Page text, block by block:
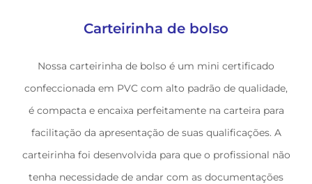
Carteirinha de bolso
Nossa carteirinha de bolso é um mini certificado
confeccionada em PVC com alto padrão de qualidade,
é compacta e encaixa perfeitamente na carteira para
facilitação da apresentação de suas qualificações. A
carteirinha foi desenvolvida para que o profissional não
tenha necessidade de andar com as documentações